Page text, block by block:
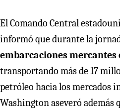
El Comando Central
informó que durante la
embarcaciones
transportando más de 17
petróleo hacia los mercados
Washington aseveró además